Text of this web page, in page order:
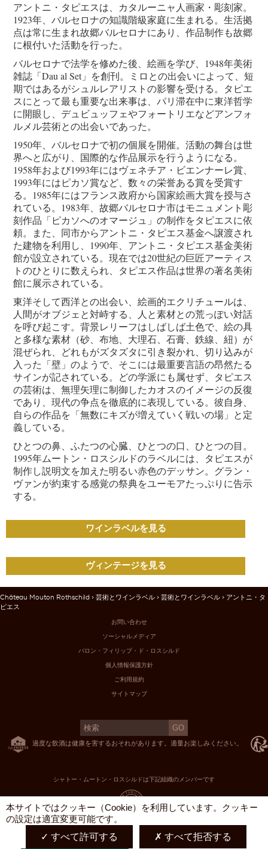
アントニ・タピエスは、カタルーニャ人画家・彫刻家。
1923年、バルセロナの知識階級家庭に生まれる。生活拠
点は常に生まれ故郷バルセロナにあり、作品制作も故郷
に根付いた活動を行った。
バルセロナで法学を修めた後、絵画を学び、1948年美術
雑誌「Dau al Set」を創刊。ミロとの出会いによって、短
期ではあるがシュルレアリストの影響を受ける。タピエ
スにとって最も重要な出来事は、パリ滞在中に東洋哲学
に開眼し、デュビュッフェやフォートリエなどアンフォ
ルメル芸術との出会いであった。
1950年、バルセロナで初の個展を開催。活動の舞台は世
界へと広がり、国際的な作品展示を行うようになる。
1958年および1993年にはヴェネチア・ビエンナーレ賞、
1993年にはピカソ賞など、数々の栄誉ある賞を受賞す
る。1985年にはフランス政府から国家絵画大賞を授与さ
れている。1983年、故郷バルセロナ市はモニュメント彫
刻作品「ピカソへのオマージュ」の制作をタピエスに依
頼。また、同市からアントニ・タピエス基金へ譲渡され
た建物を利用し、1990年、アントニ・タピエス基金美術
館が設立されている。現在では20世紀の巨匠アーティス
トのひとりに数えられ、タピエス作品は世界の著名美術
館に展示されている。
東洋そして西洋との出会い、絵画的エクリチュールは、
人間がオブジェと対峙する、人と素材との荒っぽい対話
を呼び起こす。背景レリーフはしばしば土色で、絵の具
と多様な素材（砂、布地、大理石、石膏、鉄線、紐）が
混ぜられ、どれもがズタズタに引き裂かれ、切り込みが
入った「壁」のようで、そこには最重要言語の昂然たる
サインが記されている。どの学派にも属せず、タピエス
の芸術は、無理矢理に制御したカオスのイメージの反復
であり、現代の争点を徹底的に表現している。彼自身、
自らの作品を「無数にキズが増えていく戦いの場」と定
義している。
ひとつの鼻、ふたつの心臓、ひとつの口、ひとつの目。
1995年ムートン・ロスシルドのラベルには、タピエスが
制作し説明文を加えた明るい赤色のデッサン。グラン・
ヴァンが約束する感覚の祭典をユーモアたっぷりに告示
する。
ワインラベルを見る
ヴィンテージを見る
Château Mouton Rothschild > 芸術とワインラベル > 芸術とワインラベル > アントニ・タ
ピエス
お問い合わせ
ソーシャルメディア
バロン・フィリップ・ド・ロスシルド
個人情報保護方針
ご利用規約
サイトマップ
過度な飲酒は健康を害するおそれがあります。適量お楽しみください。
シャトー・ムートン・ロスシルドは下記組織のメンバーです
English
X
本サイトではクッキー（Cookie）を利用しています。クッキー
の設定は適宜変更可能です。
すべて許可する
すべて拒否する